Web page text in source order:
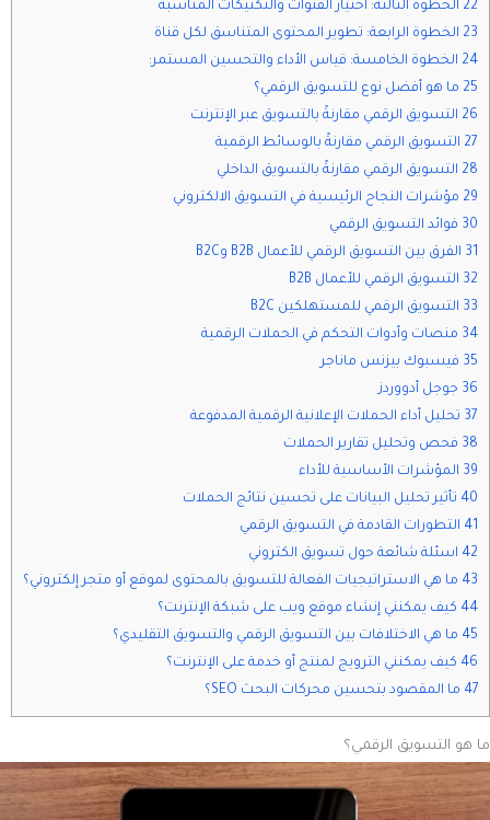
22 الخطوة الثالثة: اختيار القنوات والتكتيكات المناسبة
23 الخطوة الرابعة: تطوير المحتوى المتناسق لكل قناة
24 الخطوة الخامسة: قياس الأداء والتحسين المستمر:
25 ما هو أفضل نوع للتسويق الرقمي؟
26 التسويق الرقمي مقارنةً بالتسويق عبر الإنترنت
27 التسويق الرقمي مقارنةً بالوسائط الرقمية
28 التسويق الرقمي مقارنةً بالتسويق الداخلي
29 مؤشرات النجاح الرئيسية في التسويق الالكتروني
30 فوائد التسويق الرقمي
31 الفرق بين التسويق الرقمي للأعمال B2B وB2C
32 التسويق الرقمي للأعمال B2B
33 التسويق الرقمي للمستهلكين B2C
34 منصات وأدوات التحكم في الحملات الرقمية
35 فيسبوك بيزنس ماناجر
36 جوجل أدووردز
37 تحليل أداء الحملات الإعلانية الرقمية المدفوعة
38 فحص وتحليل تقارير الحملات
39 المؤشرات الأساسية للأداء
40 تأثير تحليل البيانات على تحسين نتائج الحملات
41 التطورات القادمة في التسويق الرقمي
42 اسئلة شائعة حول تسويق الكتروني
43 ما هي الاستراتيجيات الفعالة للتسويق بالمحتوى لموقع أو متجر إلكتروني؟
44 كيف يمكنني إنشاء موقع ويب على شبكة الإنترنت؟
45 ما هي الاختلافات بين التسويق الرقمي والتسويق التقليدي؟
46 كيف يمكنني الترويج لمنتج أو خدمة على الإنترنت؟
47 ما المقصود بتحسين محركات البحث SEO؟
ما هو التسويق الرقمي؟